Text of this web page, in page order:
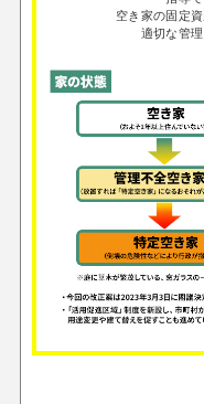
空き家の固定
適切な管